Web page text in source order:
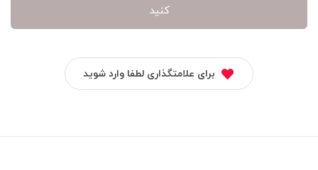
کنید
برای علامتگذاری لطفا وارد شوید